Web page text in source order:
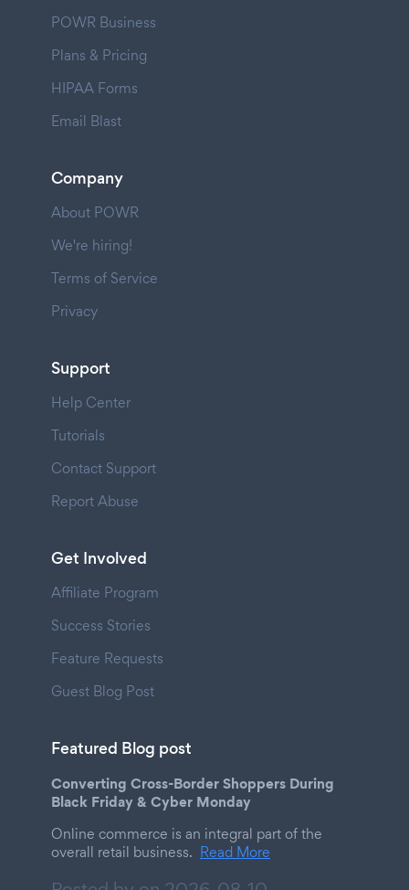
POWR Business
Plans & Pricing
HIPAA Forms
Email Blast
Company
About POWR
We're hiring!
Terms of Service
Privacy
Support
Help Center
Tutorials
Contact Support
Report Abuse
Get Involved
Affiliate Program
Success Stories
Feature Requests
Guest Blog Post
Featured Blog post
Converting Cross-Border Shoppers During
Black Friday & Cyber Monday
Online commerce is an integral part of the
overall retail business. Read More